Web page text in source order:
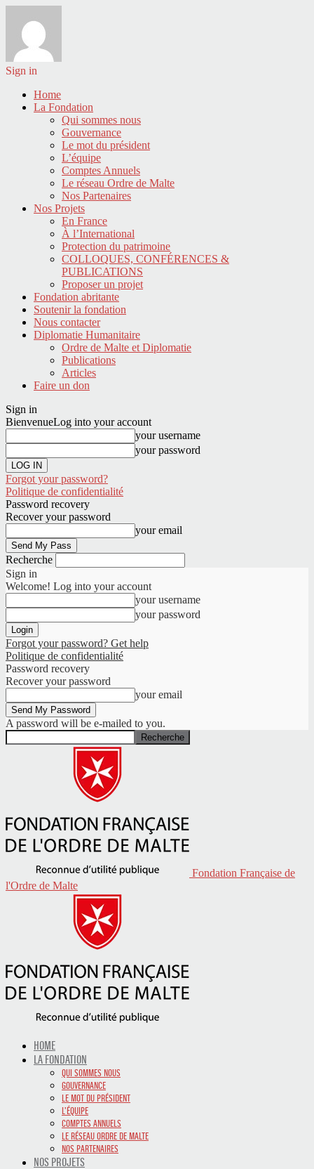
Sign in
Home
La Fondation
Qui sommes nous
Gouvernance
Le mot du président
L’équipe
Comptes Annuels
Le réseau Ordre de Malte
Nos Partenaires
Nos Projets
En France
À l’International
Protection du patrimoine
COLLOQUES, CONFÉRENCES &
PUBLICATIONS
Proposer un projet
Fondation abritante
Soutenir la fondation
Nous contacter
Diplomatie Humanitaire
Ordre de Malte et Diplomatie
Publications
Articles
Faire un don
Sign in
BienvenueLog into your account
your username
your password
Forgot your password?
Politique de confidentialité
Password recovery
Recover your password
your email
Recherche
Sign in
Welcome! Log into your account
your username
your password
Forgot your password? Get help
Politique de confidentialité
Password recovery
Recover your password
your email
A password will be e-mailed to you.
Fondation Française de
l'Ordre de Malte
HOME
LA FONDATION
QUI SOMMES NOUS
GOUVERNANCE
LE MOT DU PRÉSIDENT
L’ÉQUIPE
COMPTES ANNUELS
LE RÉSEAU ORDRE DE MALTE
NOS PARTENAIRES
NOS PROJETS